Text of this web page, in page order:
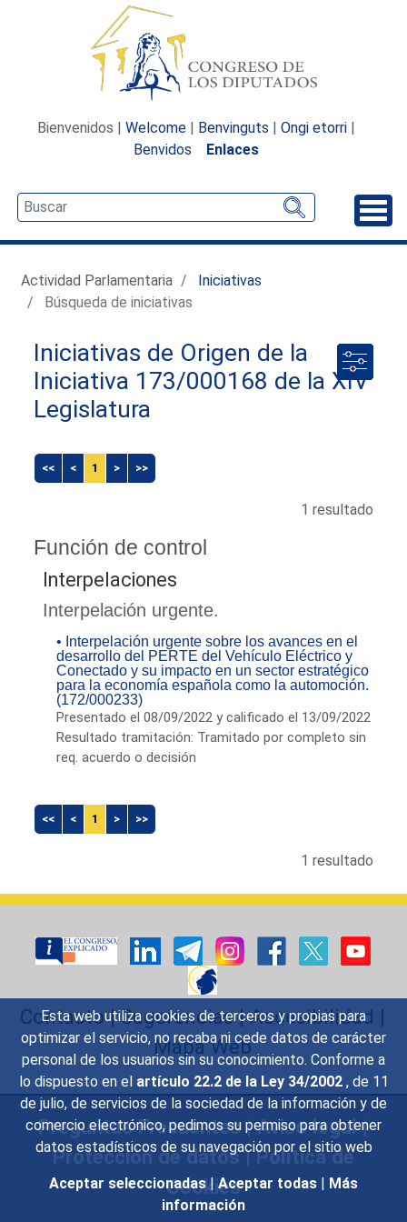
Esta web utiliza cookies de terceros y propias para
optimizar el servicio, no recaba ni cede datos de carácter
personal de los usuarios sin su conocimiento. Conforme a
lo dispuesto en el artículo 22.2 de la Ley 34/2002 , de 11
de julio, de servicios de la sociedad de la información y de
comercio electrónico, pedimos su permiso para obtener
datos estadísticos de su navegación por el sitio web
Aceptar seleccionadas | Aceptar todas | Más
información
Bienvenidos | Welcome | Benvinguts | Ongi etorri |
Benvidos
Enlaces
Actividad Parlamentaria
Iniciativas
Búsqueda de iniciativas
Iniciativas de Origen de la
Iniciativa 173/000168 de la XIV
Legislatura
<< < 1 > >>
1 resultado
Función de control
Interpelaciones
Interpelación urgente.
• Interpelación urgente sobre los avances en el
desarrollo del PERTE del Vehículo Eléctrico y
Conectado y su impacto en un sector estratégico
para la economía española como la automoción.
(172/000233)
Presentado el 08/09/2022 y calificado el 13/09/2022
Resultado tramitación: Tramitado por completo sin
req. acuerdo o decisión
<< < 1 > >>
1 resultado
Contacto|Sugerencias|Accesibilidad |
Mapa Web
Preguntas Frecuentes|Aviso legal|
Protección de datos|Política de
Cookies